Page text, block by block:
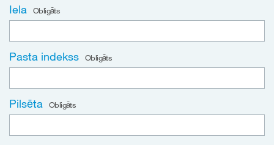
Iela Obligāts
Pasta indekss Obligāts
Pilsēta Obligāts